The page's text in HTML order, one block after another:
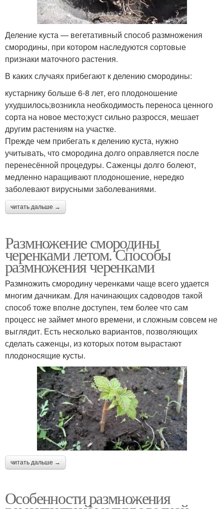
Деление куста — вегетативный способ размножения
смородины, при котором наследуются сортовые
признаки маточного растения.
В каких случаях прибегают к делению смородины:
кустарнику больше 6-8 лет, его плодоношение
ухудшилось;возникла необходимость переноса ценного
сорта на новое место;куст сильно разросся, мешает
другим растениям на участке.
Прежде чем прибегать к делению куста, нужно
учитывать, что смородина долго оправляется после
перенесённой процедуры. Саженцы долго болеют,
медленно наращивают плодоношение, нередко
заболевают вирусными заболеваниями.
читать дальше →
Размножение смородины
черенками летом. Способы
размножения черенками
Размножить смородину черенками чаще всего удается
многим дачникам. Для начинающих садоводов такой
способ тоже вполне доступен, тем более что сам
процесс не займет много времени, и сложным совсем не
выглядит. Есть несколько вариантов, позволяющих
сделать саженцы, из которых потом вырастают
плодоносящие кусты.
читать дальше →
Особенности размножения